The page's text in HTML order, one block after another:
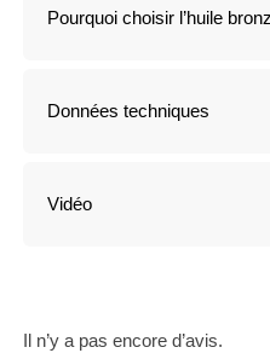
Pourquoi choisir l’huile
Données techniques
Vidéo
Il n’y a pas encore d’avis.